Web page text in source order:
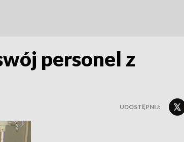
personel z
UDOSTĘPNIJ: